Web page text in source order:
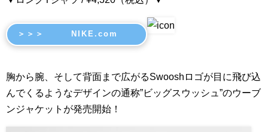
＞＞＞ NIKE.com
胸から腕、そして背面まで広がるSwooshロゴが目に飛び込
んでくるようなデザインの通称”ビッグスウッシュ”のウーブ
ンジャケットが発売開始！